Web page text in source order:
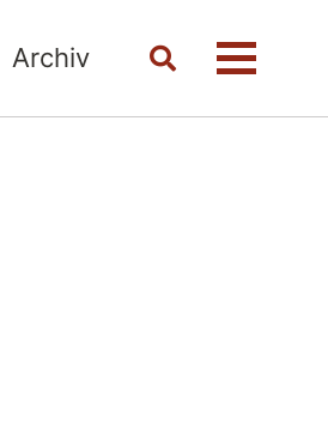
Archiv
ToggleMenü